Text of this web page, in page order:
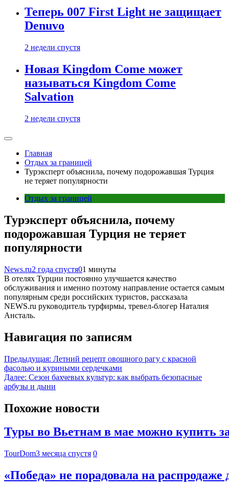
Теперь 007 First Light не защищает
Denuvo
2 недели спустя
Новая Kingdom Come может
называться Kingdom Come
Salvation
2 недели спустя
Главная
Отдых за границей
Турэксперт объяснила, почему подорожавшая Турция
не теряет популярности
Отдых за границей
Турэксперт объяснила, почему
подорожавшая Турция не теряет
популярности
News.ru2 года спустя01 минуты
В отелях Турции постоянно улучшается качество
обслуживания и именно поэтому направление остается самым
популярным среди российских туристов, рассказала
NEWS.ru руководитель турфирмы, тревел-блогер Наталия
Ансталь.
Навигация по записям
Предыдущая: Летний рецепт овощного рагу с красной
фасолью и куриными сердечками
Далее: Сезон бахчевых культур: как выбрать безопасные
арбузы и дыни
Похожие новости
Туры во Вьетнам в мае можно купить
TourDom3 месяца спустя 0
«Победа» не порадовала на